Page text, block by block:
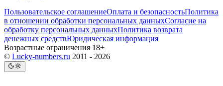
Пользовательское соглашениеОплата и безопасностьПолитика
в отношении обработки персональных данныхСогласие на
обработку персональных данныхПолитика возврата
денежных средствЮридическая информация
Возрастные ограничения 18+
© Lucky-numbers.ru 2011 - 2026